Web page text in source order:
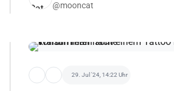
@mooncat
29. Jul '24, 14:22 Uhr